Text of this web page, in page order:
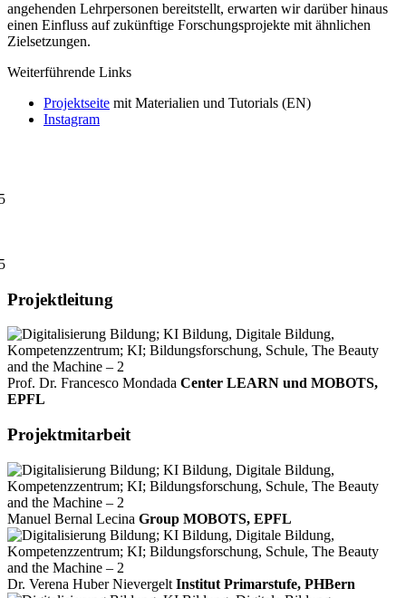
angehenden Lehrpersonen bereitstellt, erwarten wir darüber hinaus
einen Einfluss auf zukünftige Forschungsprojekte mit ähnlichen
Zielsetzungen.
Weiterführende Links
Projektseite mit Materialien und Tutorials (EN)
Instagram
Projektleitung
Prof. Dr. Francesco Mondada Center LEARN und MOBOTS,
EPFL
Projektmitarbeit
Manuel Bernal Lecina Group MOBOTS, EPFL
Dr. Verena Huber Nievergelt Institut Primarstufe, PHBern